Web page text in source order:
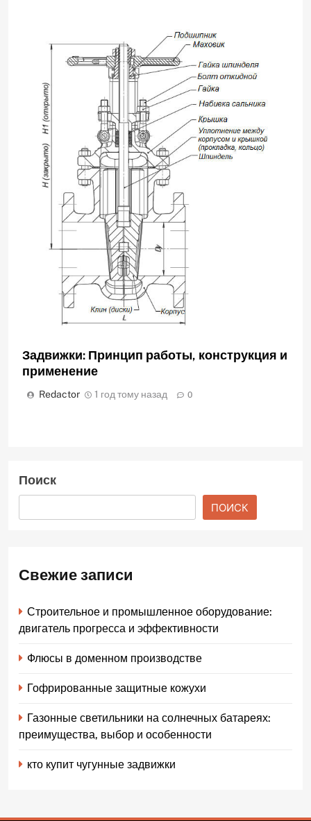
Задвижки: Принцип работы, конструкция и
применение
Redactor 1 год тому назад 0
Поиск
ПОИСК
Свежие записи
Строительное и промышленное оборудование:
двигатель прогресса и эффективности
Флюсы в доменном производстве
Гофрированные защитные кожухи
Газонные светильники на солнечных батареях:
преимущества, выбор и особенности
кто купит чугунные задвижки